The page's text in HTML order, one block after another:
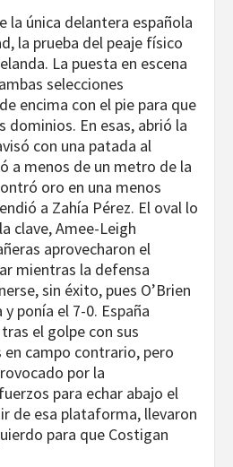
la única delantera española
la prueba del peaje físico
La puesta en escena
selecciones
encima con el pie para que
dominios. En esas, abrió la
con una patada al
a menos de un metro de la
oro en una menos
a Zahía Pérez. El oval lo
clave, Amee-Leigh
aprovecharon el
mientras la defensa
sin éxito, pues O’Brien
ponía el 7-0. España
el golpe con sus
campo contrario, pero
por la
para echar abajo el
de esa plataforma, llevaron
para que Costigan